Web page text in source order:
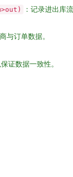
：记录进出库流
与订单数据。
证数据一致性。